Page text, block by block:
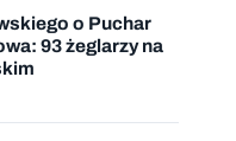
o Puchar
93 żeglarzy na